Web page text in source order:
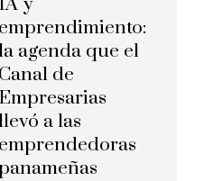
emprendimiento:
agenda que el
Canal de
Empresarias
a las
emprendedoras